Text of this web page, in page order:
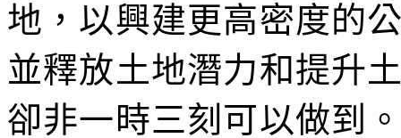
地，以興建更高密度的
並釋放土地潛力和提升
卻非一時三刻可以做到